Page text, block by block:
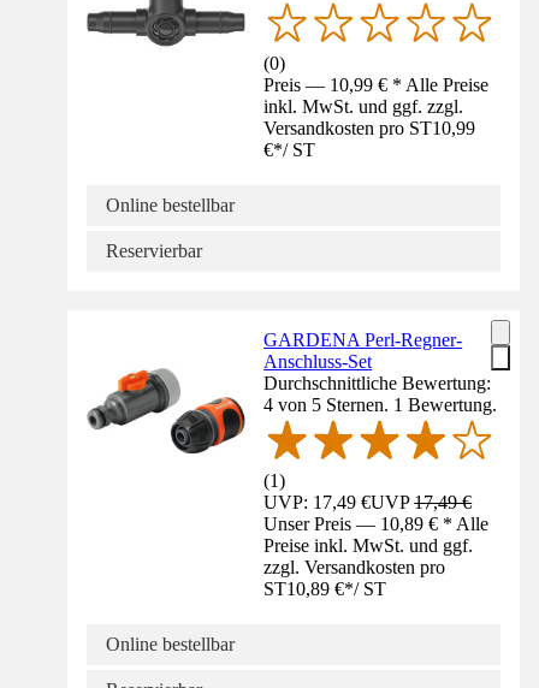
(0)
Preis — 10,99 € * Alle Preise
inkl. MwSt. und ggf. zzgl.
Versandkosten pro ST10,99
€*/ ST
Online bestellbar
Reservierbar
GARDENA Perl-Regner-
Anschluss-Set
Durchschnittliche Bewertung:
4 von 5 Sternen. 1 Bewertung.
(1)
UVP: 17,49 €UVP17,49 €
Unser Preis — 10,89 € * Alle
Preise inkl. MwSt. und ggf.
zzgl. Versandkosten pro
ST10,89 €*/ ST
Online bestellbar